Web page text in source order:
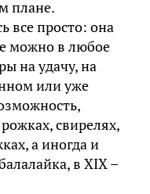
плане.
все просто: она
можно в любое
на удачу, на
или уже
свирелях,
а иногда и
в XIX –